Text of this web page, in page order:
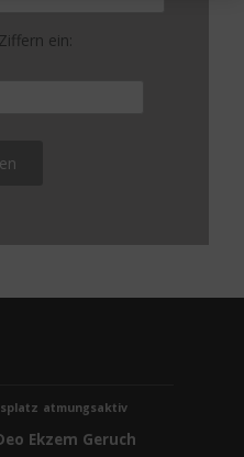
ein:
atmungsaktiv
Ekzem Geruch